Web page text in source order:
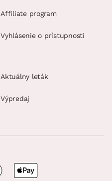
Affiliate program
Vyhlásenie o prístupnosti
Aktuálny leták
Výpredaj